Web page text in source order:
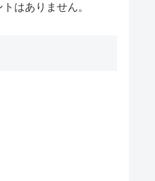
はありません。